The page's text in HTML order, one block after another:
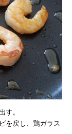
す。
を戻し、鶏ガラス